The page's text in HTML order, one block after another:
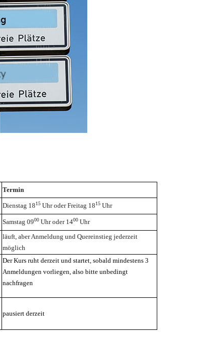
Termin
Dienstag 1815 Uhr oder Freitag 1815 Uhr
Samstag 0900 Uhr oder 1400 Uhr
läuft, aber Anmeldung und Quereinstieg jederzeit
möglich
Der Kurs ruht derzeit und startet, sobald mindestens 3
Anmeldungen vorliegen, also bitte unbedingt
nachfragen
pausiert derzeit